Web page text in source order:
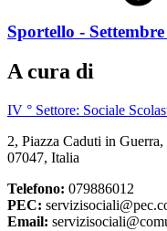
Sportello -
A cura di
IV ° Settore: Sociale
2, Piazza Caduti in
07047, Italia
Telefono: 079886012
PEC:
Email: